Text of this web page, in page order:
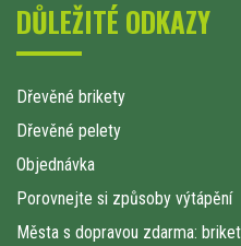
DŮLEŽITÉ ODKAZY
Dřevěné brikety
Dřevěné pelety
Objednávka
Porovnejte si způsoby výtápění
Města s dopravou zdarma: